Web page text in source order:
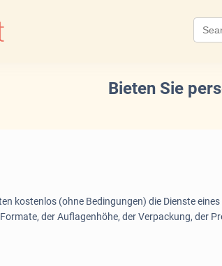
Bieten Sie
kostenlos (ohne Bedingungen) die Dienste
der Auflagenhöhe, der Verpackung, der